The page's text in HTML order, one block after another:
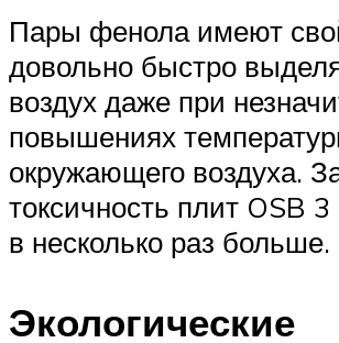
Пары фенола имеют
довольно быстро
воздух даже при
повышениях
окружающего воздуха.
токсичность плит OSB
в несколько раз больше.
Экологические